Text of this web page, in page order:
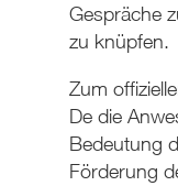
Gespräche
zu knüpfen.
Zum
De die
Bedeutung
Förderung